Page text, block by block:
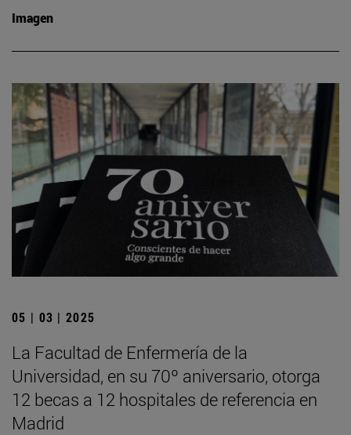
Imagen
05 | 03 | 2025
La Facultad de Enfermería de la
Universidad, en su 70º aniversario, otorga
12 becas a 12 hospitales de referencia en
Madrid